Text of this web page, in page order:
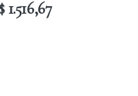
1.516,67